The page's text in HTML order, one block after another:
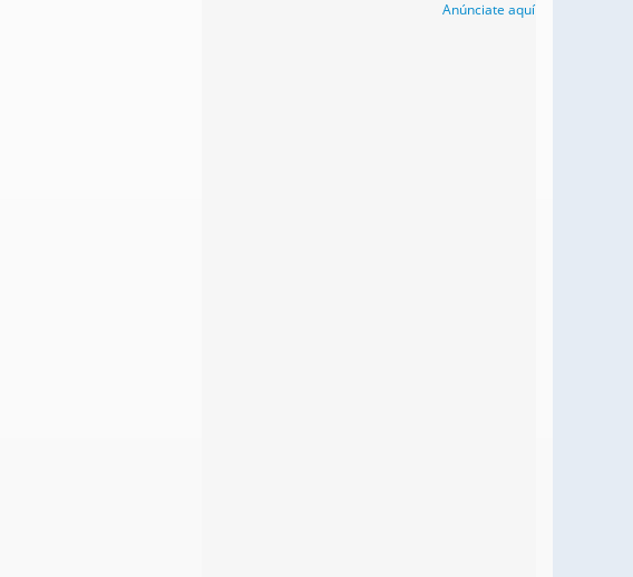
Anúnciate aquí